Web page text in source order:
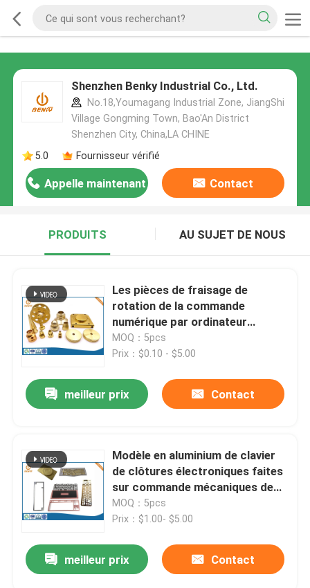
Shenzhen Benky Industrial Co., Ltd.
No.18,Youmagang Industrial Zone, JiangShi
Village Gongming Town, Bao'An District
Shenzhen City, China,LA CHINE
5.0
Fournisseur vérifié
Appelle maintenant Contact
PRODUITS AU SUJET DE NOUS
Les pièces de fraisage de
rotation de la commande
numérique par ordinateur
AL6061 ont anodisé la clôture
sablée
MOQ：5pcs
Prix：$0.10 - $5.00
meilleur prix Contact
Modèle en aluminium de clavier
de clôtures électroniques faites
sur commande mécaniques de
commande numérique par
ordinateur
MOQ：5pcs
Prix：$1.00- $5.00
meilleur prix Contact